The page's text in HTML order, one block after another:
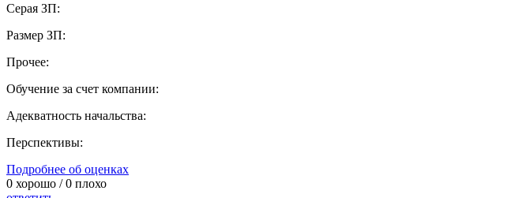
Серая ЗП:
Размер ЗП:
Прочее:
Обучение за счет компании:
Адекватность начальства:
Перспективы:
Подробнее об оценках
0 хорошо /0 плохо